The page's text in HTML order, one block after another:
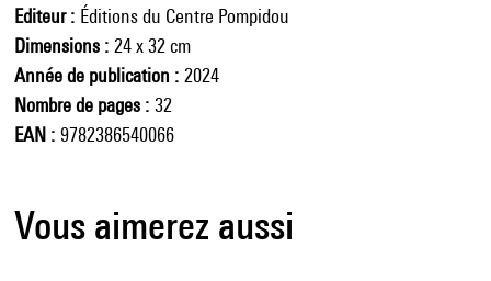
Editeur
Éditions du Centre Pompidou
Dimensions
24 x 32 cm
Année de publication
2024
Nombre de pages
32
EAN
9782386540066
Vous aimerez aussi